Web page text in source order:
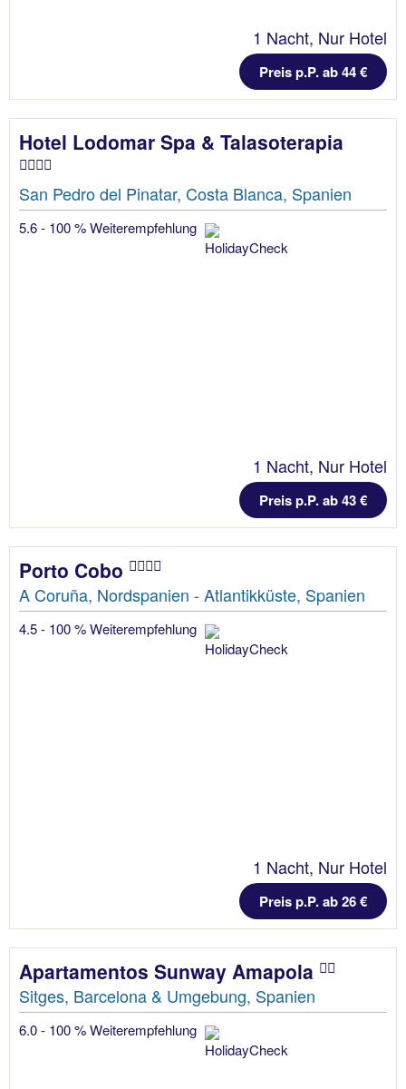
1 Nacht, Nur Hotel
Preis p.P. ab 44 €
Hotel Lodomar Spa & Talasoterapia
San Pedro del Pinatar, Costa Blanca, Spanien
5.6 - 100 % Weiterempfehlung
1 Nacht, Nur Hotel
Preis p.P. ab 43 €
Porto Cobo
A Coruña, Nordspanien - Atlantikküste, Spanien
4.5 - 100 % Weiterempfehlung
1 Nacht, Nur Hotel
Preis p.P. ab 26 €
Apartamentos Sunway Amapola
Sitges, Barcelona & Umgebung, Spanien
6.0 - 100 % Weiterempfehlung